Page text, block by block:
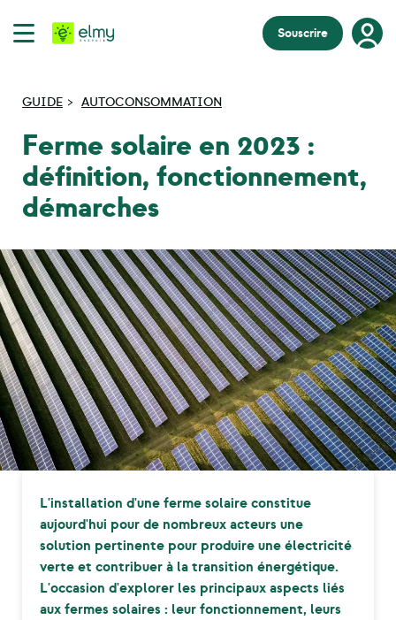
Souscrire
GUIDE AUTOCONSOMMATION
Ferme solaire en 2023 :
définition, fonctionnement,
démarches
L'installation d'une ferme solaire constitue
aujourd'hui pour de nombreux acteurs une
solution pertinente pour produire une électricité
verte et contribuer à la transition énergétique.
L'occasion d'explorer les principaux aspects liés
aux fermes solaires : leur fonctionnement, leurs